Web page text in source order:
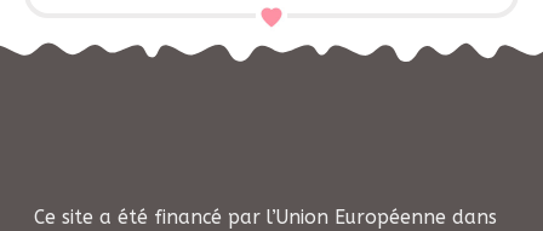
Ce site a été financé par l’Union Européenne dans